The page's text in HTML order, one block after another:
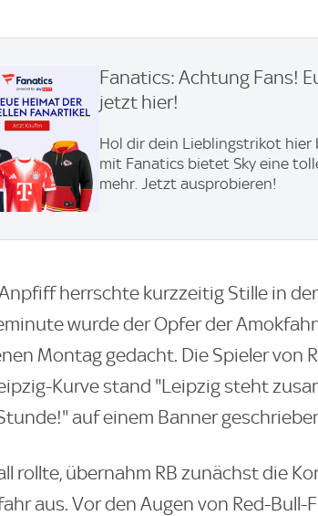
Fanatics: Achtung Fans!
jetzt hier!
Hol dir dein Lieblingstrikot hier
mit Fanatics bietet Sky eine
mehr. Jetzt ausprobieren!
herrschte kurzzeitig Stille in
wurde der Opfer der
Montag gedacht. Die Spieler von
Kurve stand "Leipzig steht
auf einem Banner
rollte, übernahm RB zunächst die
aus. Vor den Augen von Red-